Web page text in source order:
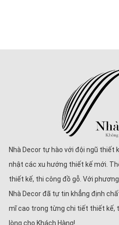
Nhà Decor tự hào với đội ngũ thiết
nhật các xu hướng thiết kế mới.
thiết kế, thi công đồ gỗ. Với
Nhà Decor đã tự tin khẳng định
mĩ cao trong từng chi tiết thiết kế,
lòng cho Khách Hàng!